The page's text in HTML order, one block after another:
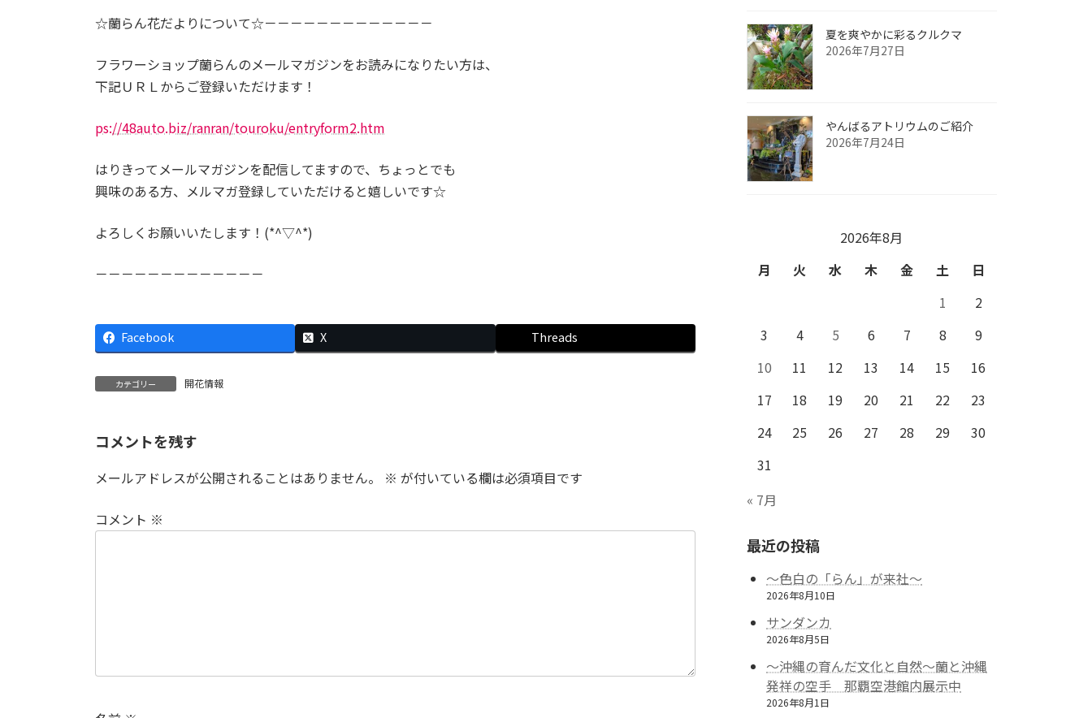
☆蘭らん花だよりについて☆－－－－－－－－－－－－－
フラワーショップ蘭らんのメールマガジンをお読みになりたい方は、
下記ＵＲＬからご登録いただけます！
ps://48auto.biz/ranran/touroku/entryform2.htm
はりきってメールマガジンを配信してますので、ちょっとでも
興味のある方、メルマガ登録していただけると嬉しいです☆
よろしくお願いいたします！(*^▽^*)
－－－－－－－－－－－－－
Facebook X Threads
カテゴリー 開花情報
コメントを残す
メールアドレスが公開されることはありません。 ※ が付いている欄は必須項目です
コメント ※
夏を爽やかに彩るクルクマ
2026年7月27日
やんばるアトリウムのご紹介
2026年7月24日
2026年8月
月
火 水 木 金 土
日
1
2
3
4 5 6 7 8
9
10
11 12 13 14 15
16
17
18 19 20 21 22
23
24
25 26 27 28 29
30
31
« 7月
最近の投稿
～色白の「らん」が来社～
2026年8月10日
サンダンカ
2026年8月5日
～沖縄の育んだ文化と自然～蘭と沖縄
発祥の空手 那覇空港館内展示中
2026年8月1日